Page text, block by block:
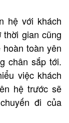
hệ với khách
gian cũng
toàn yên
chân sắp tới.
việc khách
hệ trước sẽ
đi của